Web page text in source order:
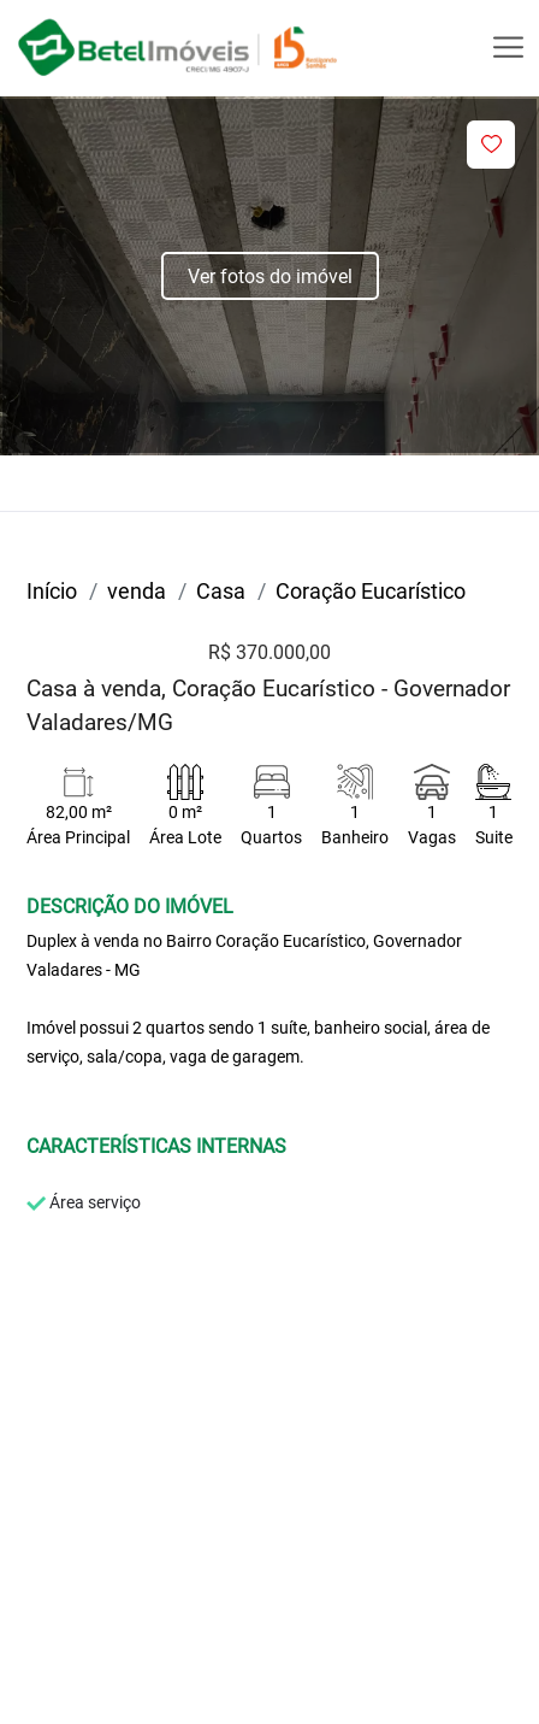
Ver fotos do imóvel
Início venda Casa Coração Eucarístico
R$ 370.000,00
Casa à venda, Coração Eucarístico - Governador
Valadares/MG
82,00 m²
Área Principal
0 m²
Área Lote
1
Quartos
1
Banheiro
1
Vagas
1
Suite
DESCRIÇÃO DO IMÓVEL
Duplex à venda no Bairro Coração Eucarístico, Governador
Valadares - MG
Imóvel possui 2 quartos sendo 1 suíte, banheiro social, área de
serviço, sala/copa, vaga de garagem.
CARACTERÍSTICAS INTERNAS
Área serviço